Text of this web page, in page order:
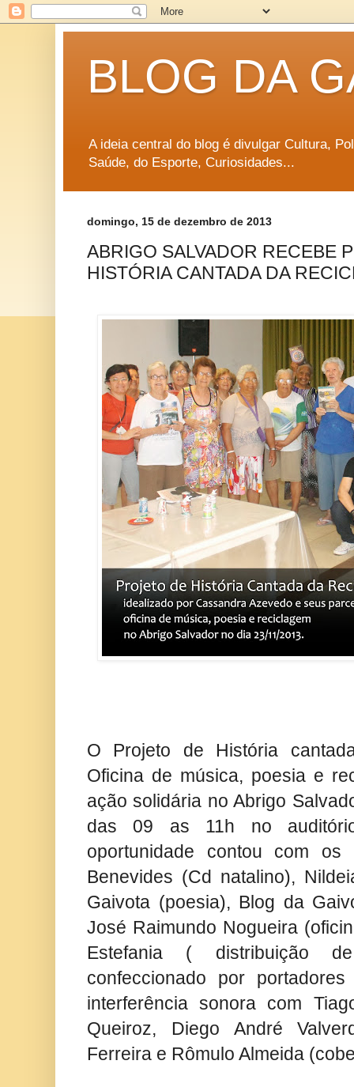
BLOG DA
A ideia central do blog é divulgar Cultura,
Saúde, do Esporte, Curiosidades...
domingo, 15 de dezembro de 2013
ABRIGO SALVADOR RECEBE
HISTÓRIA CANTADA DA
O Projeto de História
Oficina de música, poesia e
ação solidária no Abrigo
das 09 as 11h no
oportunidade contou com os
Benevides (Cd natalino),
Gaivota (poesia), Blog da
José Raimundo Nogueira
Estefania ( distribuição
confeccionado por
interferência sonora com
Queiroz, Diego André
Ferreira e Rômulo Almeida